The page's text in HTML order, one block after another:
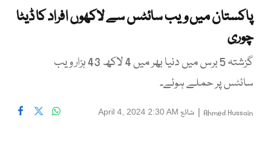
پاکستان میں ویب سائٹس سے لاکھوں افراد کا ڈیٹا
چوری
گزشتہ 5 برس میں دنیا بھر میں 4 لاکھ 43 ہزار ویب
سائٹس پر حملے ہوئے۔
Ahmed Hussain
| شائع April 4, 2024 2:30 AM